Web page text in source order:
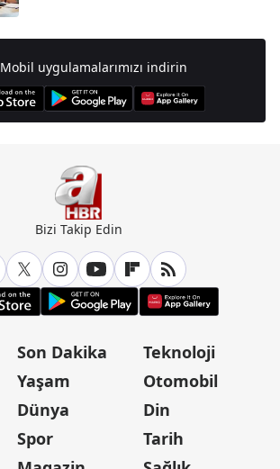
Mobil uygulamalarımızı indirin
Bizi Takip Edin
Son Dakika
Yaşam
Dünya
Spor
Teknoloji
Otomobil
Din
Tarih